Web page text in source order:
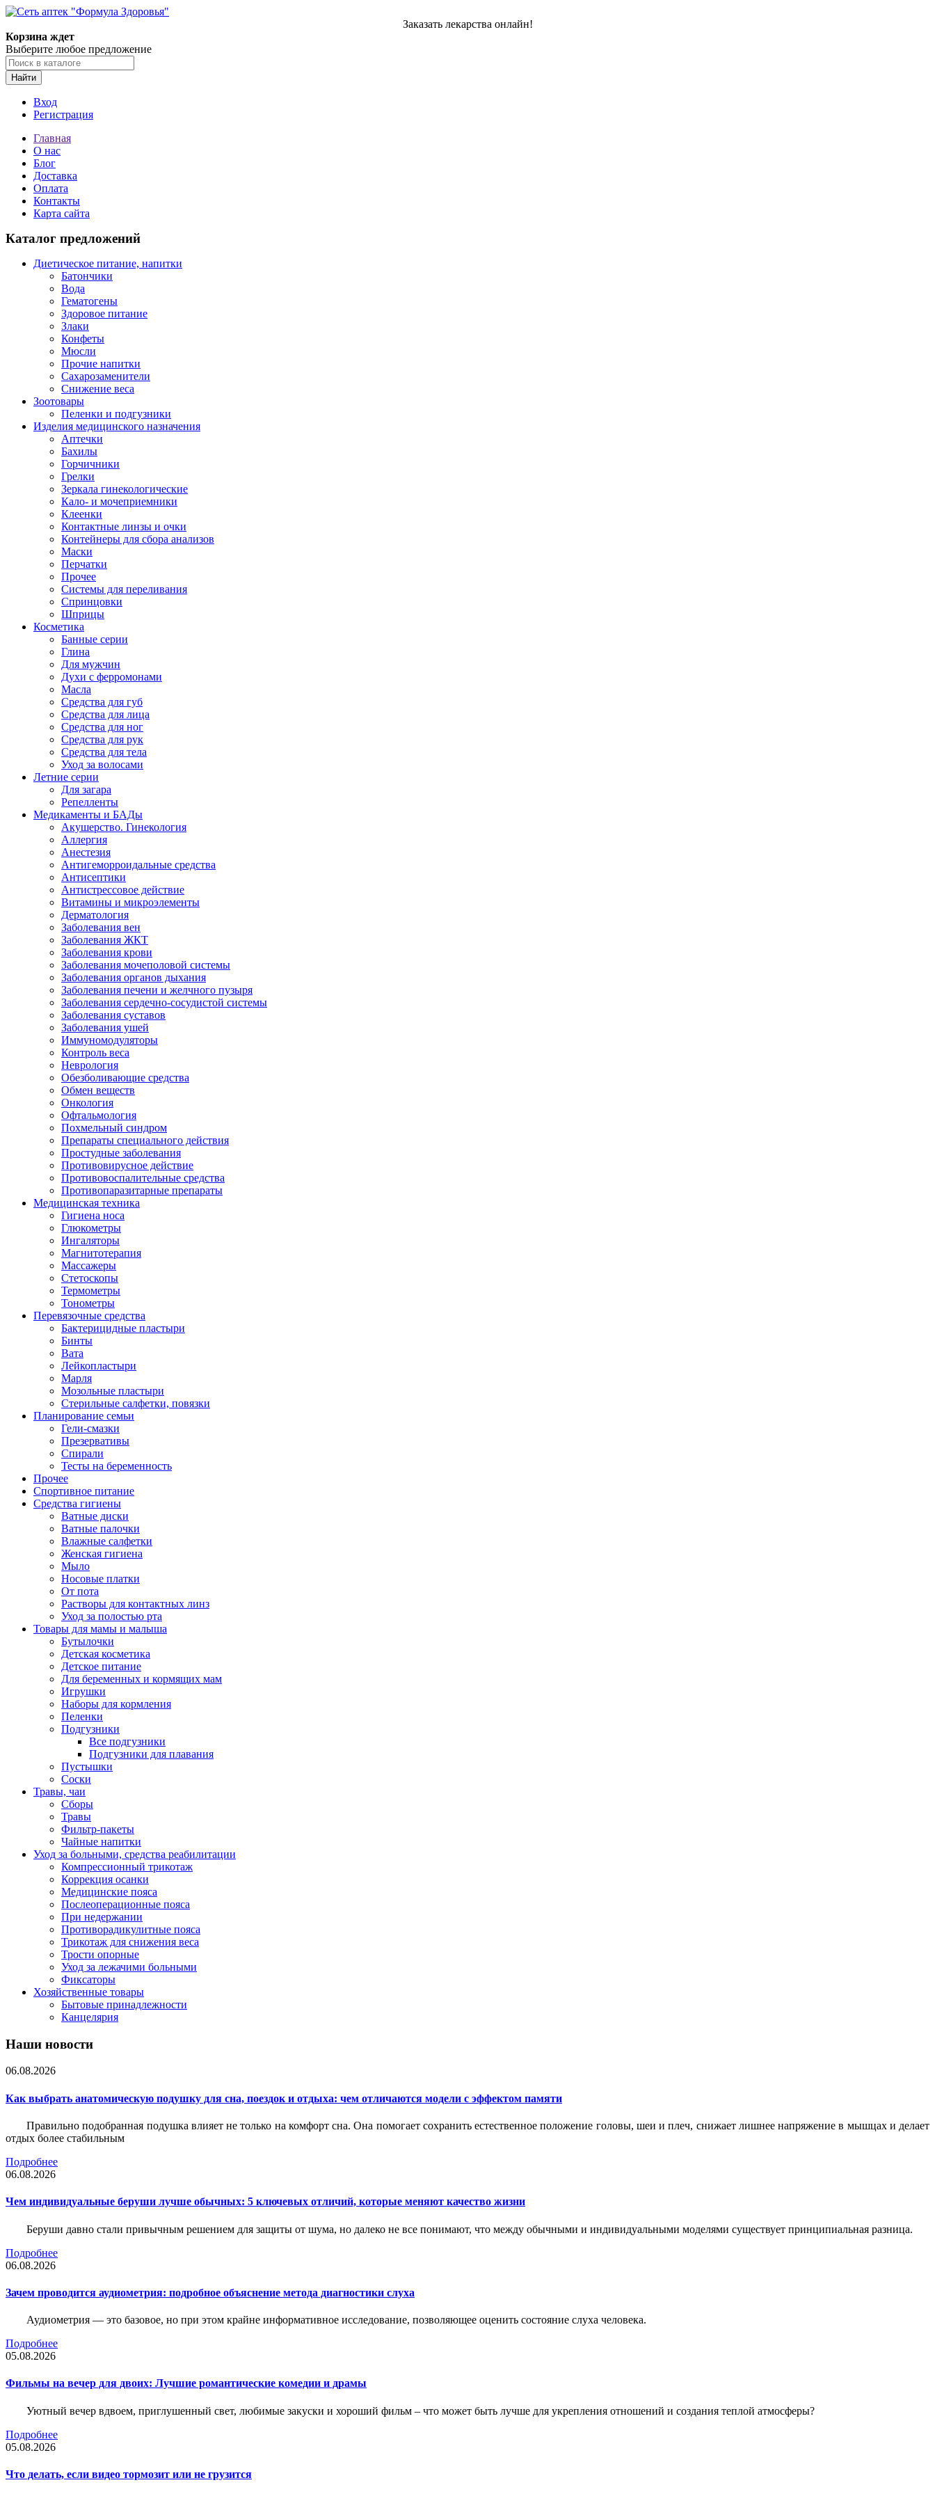
Заказать лекарства онлайн!
Корзина ждет
Выберите любое предложение
Найти
Вход
Регистрация
Главная
О нас
Блог
Доставка
Оплата
Контакты
Карта сайта
Каталог предложений
Диетическое питание, напитки
Батончики
Вода
Гематогены
Здоровое питание
Злаки
Конфеты
Мюсли
Прочие напитки
Сахарозаменители
Снижение веса
Зоотовары
Пеленки и подгузники
Изделия медицинского назначения
Аптечки
Бахилы
Горчичники
Грелки
Зеркала гинекологические
Кало- и мочеприемники
Клеенки
Контактные линзы и очки
Контейнеры для сбора анализов
Маски
Перчатки
Прочее
Системы для переливания
Спринцовки
Шприцы
Косметика
Банные серии
Глина
Для мужчин
Духи с ферромонами
Масла
Средства для губ
Средства для лица
Средства для ног
Средства для рук
Средства для тела
Уход за волосами
Летние серии
Для загара
Репелленты
Медикаменты и БАДы
Акушерство. Гинекология
Аллергия
Анестезия
Антигеморроидальные средства
Антисептики
Антистрессовое действие
Витамины и микроэлементы
Дерматология
Заболевания вен
Заболевания ЖКТ
Заболевания крови
Заболевания мочеполовой системы
Заболевания органов дыхания
Заболевания печени и желчного пузыря
Заболевания сердечно-сосудистой системы
Заболевания суставов
Заболевания ушей
Иммуномодуляторы
Контроль веса
Неврология
Обезболивающие средства
Обмен веществ
Онкология
Офтальмология
Похмельный синдром
Препараты специального действия
Простудные заболевания
Противовирусное действие
Противовоспалительные средства
Противопаразитарные препараты
Медицинская техника
Гигиена носа
Глюкометры
Ингаляторы
Магнитотерапия
Массажеры
Стетоскопы
Термометры
Тонометры
Перевязочные средства
Бактерицидные пластыри
Бинты
Вата
Лейкопластыри
Марля
Мозольные пластыри
Стерильные салфетки, повязки
Планирование семьи
Гели-смазки
Презервативы
Спирали
Тесты на беременность
Прочее
Спортивное питание
Средства гигиены
Ватные диски
Ватные палочки
Влажные салфетки
Женская гигиена
Мыло
Носовые платки
От пота
Растворы для контактных линз
Уход за полостью рта
Товары для мамы и малыша
Бутылочки
Детская косметика
Детское питание
Для беременных и кормящих мам
Игрушки
Наборы для кормления
Пеленки
Подгузники
Все подгузники
Подгузники для плавания
Пустышки
Соски
Травы, чаи
Сборы
Травы
Фильтр-пакеты
Чайные напитки
Уход за больными, средства реабилитации
Компрессионный трикотаж
Коррекция осанки
Медицинские пояса
Послеоперационные пояса
При недержании
Противорадикулитные пояса
Трикотаж для снижения веса
Трости опорные
Уход за лежачими больными
Фиксаторы
Хозяйственные товары
Бытовые принадлежности
Канцелярия
Наши новости
06.08.2026
Как выбрать анатомическую подушку для сна, поездок и отдыха: чем отличаются модели с эффектом памяти
Правильно подобранная подушка влияет не только на комфорт сна. Она помогает сохранить естественное положение головы, шеи и плеч, снижает лишнее напряжение в мышцах и делает
отдых более стабильным
Подробнее
06.08.2026
Чем индивидуальные беруши лучше обычных: 5 ключевых отличий, которые меняют качество жизни
Беруши давно стали привычным решением для защиты от шума, но далеко не все понимают, что между обычными и индивидуальными моделями существует принципиальная разница.
Подробнее
06.08.2026
Зачем проводится аудиометрия: подробное объяснение метода диагностики слуха
Аудиометрия — это базовое, но при этом крайне информативное исследование, позволяющее оценить состояние слуха человека.
Подробнее
05.08.2026
Фильмы на вечер для двоих: Лучшие романтические комедии и драмы
Уютный вечер вдвоем, приглушенный свет, любимые закуски и хороший фильм – что может быть лучше для укрепления отношений и создания теплой атмосферы?
Подробнее
05.08.2026
Что делать, если видео тормозит или не грузится